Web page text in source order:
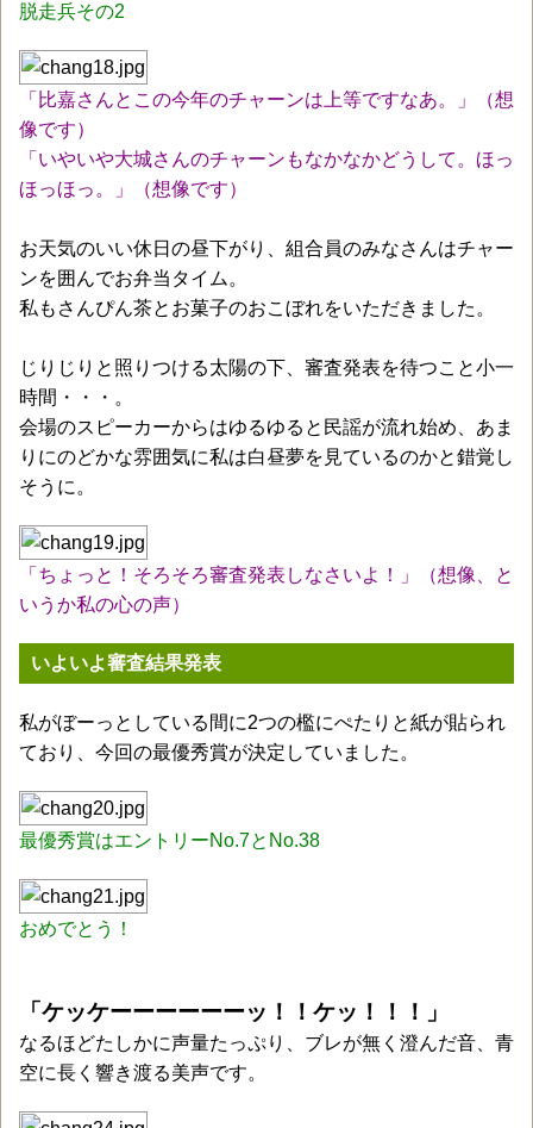
脱走兵その2
「比嘉さんとこの今年のチャーンは上等ですなあ。」（想
像です）
「いやいや大城さんのチャーンもなかなかどうして。ほっ
ほっほっ。」（想像です）
お天気のいい休日の昼下がり、組合員のみなさんはチャー
ンを囲んでお弁当タイム。
私もさんぴん茶とお菓子のおこぼれをいただきました。
じりじりと照りつける太陽の下、審査発表を待つこと小一
時間・・・。
会場のスピーカーからはゆるゆると民謡が流れ始め、あま
りにのどかな雰囲気に私は白昼夢を見ているのかと錯覚し
そうに。
「ちょっと！そろそろ審査発表しなさいよ！」（想像、と
いうか私の心の声）
いよいよ審査結果発表
私がぼーっとしている間に2つの檻にぺたりと紙が貼られ
ており、今回の最優秀賞が決定していました。
最優秀賞はエントリーNo.7とNo.38
おめでとう！
「ケッケーーーーーーッ！！ケッ！！！」
なるほどたしかに声量たっぷり、ブレが無く澄んだ音、青
空に長く響き渡る美声です。